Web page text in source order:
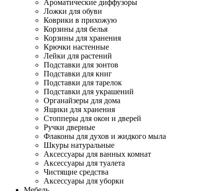
Ароматические диффузоры
Ложки для обуви
Коврики в прихожую
Корзины для белья
Корзины для хранения
Крючки настенные
Лейки для растений
Подставки для зонтов
Подставки для книг
Подставки для тарелок
Подставки для украшений
Органайзеры для дома
Ящики для хранения
Стопперы для окон и дверей
Ручки дверные
Флаконы для духов и жидкого мыла
Шкуры натуральные
Аксессуары для ванных комнат
Аксессуары для туалета
Чистящие средства
Аксессуары для уборки